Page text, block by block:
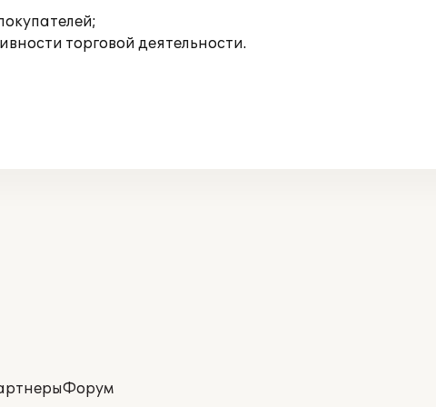
торговой деятельности.
Форум